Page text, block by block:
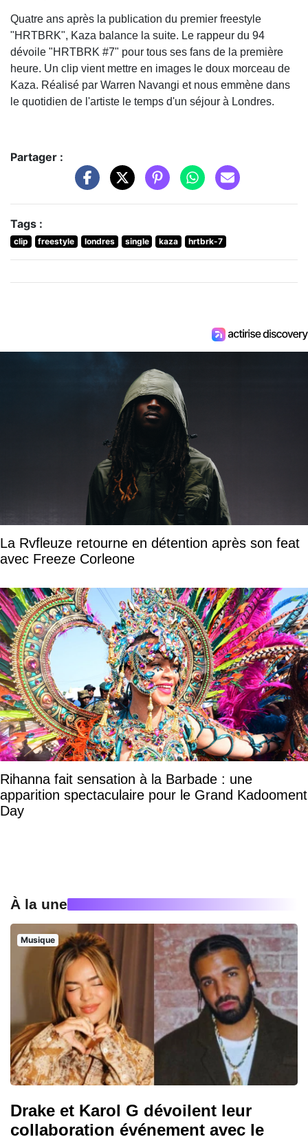
Quatre ans après la publication du premier freestyle
"HRTBRK", Kaza balance la suite. Le rappeur du 94
dévoile "HRTBRK #7" pour tous ses fans de la première
heure. Un clip vient mettre en images le doux morceau de
Kaza. Réalisé par Warren Navangi et nous emmène dans
le quotidien de l'artiste le temps d'un séjour à Londres.
Partager :
Tags :
clip freestyle londres single kaza hrtbrk-7
La Rvfleuze retourne en détention après son feat
avec Freeze Corleone
Rihanna fait sensation à la Barbade : une
apparition spectaculaire pour le Grand Kadooment
Day
À la une
Musique
Drake et Karol G dévoilent leur
collaboration événement avec le